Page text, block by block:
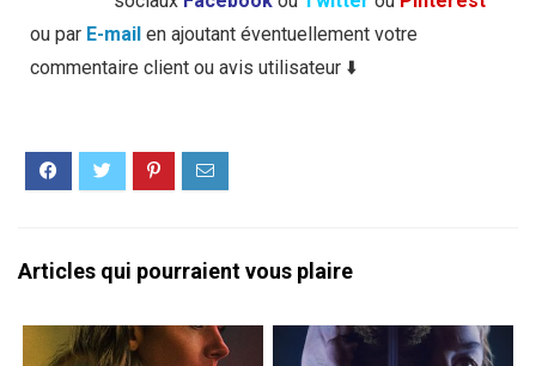
ou par E-mail en ajoutant éventuellement votre
commentaire client ou avis utilisateur ⬇️
Articles qui pourraient vous plaire